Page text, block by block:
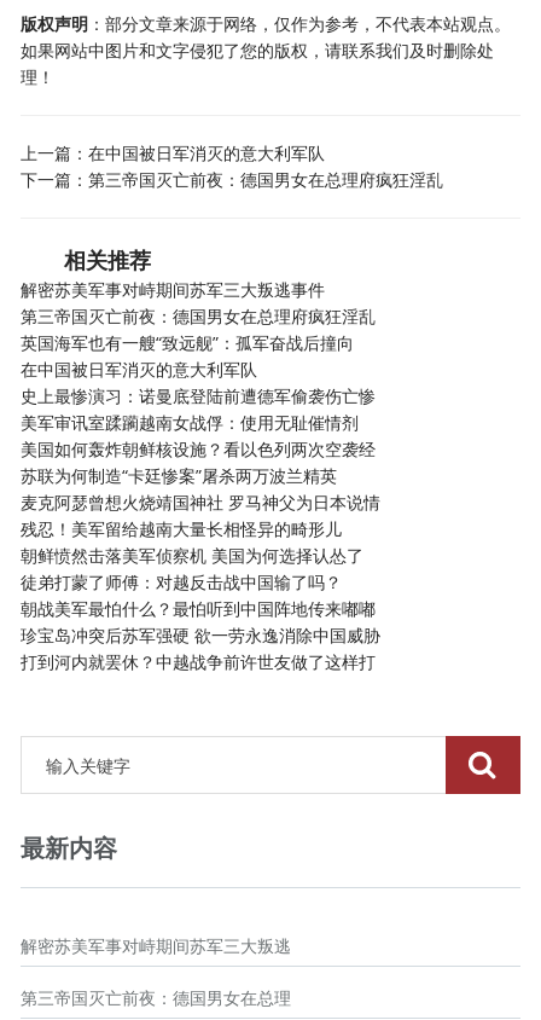
版权声明 ：部分文章来源于网络，仅作为参考，不代表本站观点。
如果网站中图片和文字侵犯了您的版权，请联系我们及时删除处
理！
上一篇：在中国被日军消灭的意大利军队
下一篇：第三帝国灭亡前夜：德国男女在总理府疯狂淫乱
相关推荐
解密苏美军事对峙期间苏军三大叛逃事件
第三帝国灭亡前夜：德国男女在总理府疯狂淫乱
英国海军也有一艘“致远舰”：孤军奋战后撞向
在中国被日军消灭的意大利军队
史上最惨演习：诺曼底登陆前遭德军偷袭伤亡惨
美军审讯室蹂躏越南女战俘：使用无耻催情剂
美国如何轰炸朝鲜核设施？看以色列两次空袭经
苏联为何制造“卡廷惨案”屠杀两万波兰精英
麦克阿瑟曾想火烧靖国神社 罗马神父为日本说情
残忍！美军留给越南大量长相怪异的畸形儿
朝鲜愤然击落美军侦察机 美国为何选择认怂了
徒弟打蒙了师傅：对越反击战中国输了吗？
朝战美军最怕什么？最怕听到中国阵地传来嘟嘟
珍宝岛冲突后苏军强硬 欲一劳永逸消除中国威胁
打到河内就罢休？中越战争前许世友做了这样打
最新内容
解密苏美军事对峙期间苏军三大叛逃
第三帝国灭亡前夜：德国男女在总理